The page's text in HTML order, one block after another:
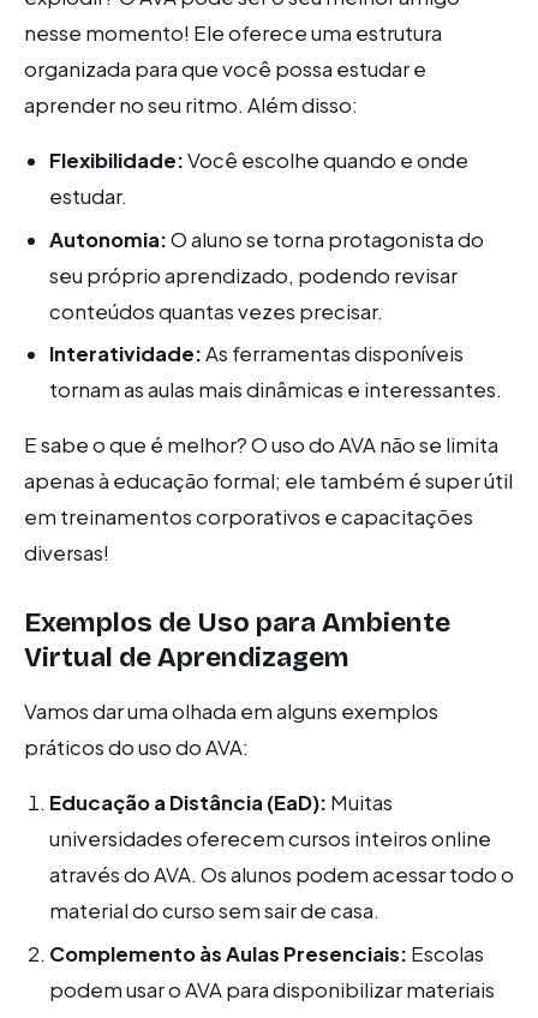
nesse momento! Ele oferece uma estrutura
organizada para que você possa estudar e
aprender no seu ritmo. Além disso:
Flexibilidade:Você escolhe quando e onde
estudar.
Autonomia:O aluno se torna protagonista do
seu próprio aprendizado, podendo revisar
conteúdos quantas vezes precisar.
Interatividade:As ferramentas disponíveis
tornam as aulas mais dinâmicas e interessantes.
E sabe o que é melhor? O uso do AVA não se limita
apenas à educação formal; ele também é super útil
em treinamentos corporativos e capacitações
diversas!
Exemplos de Uso para Ambiente
Virtual de Aprendizagem
Vamos dar uma olhada em alguns exemplos
práticos do uso do AVA:
Educação a Distância (EaD): Muitas
universidades oferecem cursos inteiros online
através do AVA. Os alunos podem acessar todo o
material do curso sem sair de casa.
Complemento às Aulas Presenciais: Escolas
podem usar o AVA para disponibilizar materiais